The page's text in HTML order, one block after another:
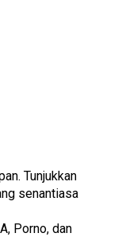
Tunjukkan
senantiasa
Porno, dan